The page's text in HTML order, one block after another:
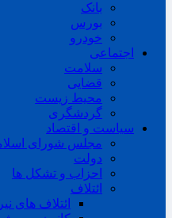
بانک
بورس
خودرو
اجتماعی
سلامت
قضایی
محیط زیست
گردشگری
سیاست و اقتصاد
مجلس شورای
دولت
احزاب و تشکل ها
ائتلاف
ائتلاف های